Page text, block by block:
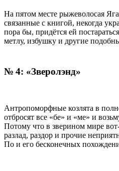
На пятом месте рыжеволосая
связанные с книгой, некогда
пора бы, придётся ей
метлу, избушку и другие
№ 4: «Зверолэнд»
Антропоморфные козлята в
отбросят все «бе» и «ме» и
Потому что в зверином мире
разлад, раздор и прочие
По и его бесконечных